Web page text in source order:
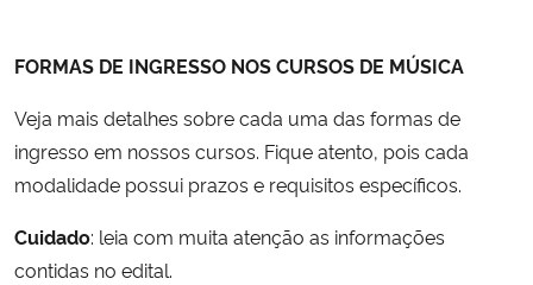
FORMAS DE INGRESSO NOS CURSOS DE MÚSICA
Veja mais detalhes sobre cada uma das formas de
ingresso em nossos cursos. Fique atento, pois cada
modalidade possui prazos e requisitos específicos.
Cuidado: leia com muita atenção as informações
contidas no edital.